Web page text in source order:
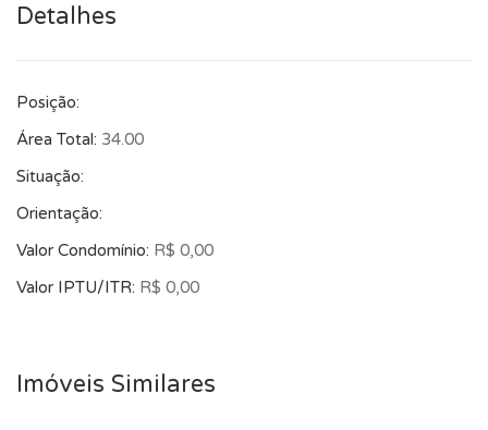
Detalhes
Posição:
Área Total: 34.00
Situação:
Orientação:
Valor Condomínio: R$ 0,00
Valor IPTU/ITR: R$ 0,00
Imóveis Similares